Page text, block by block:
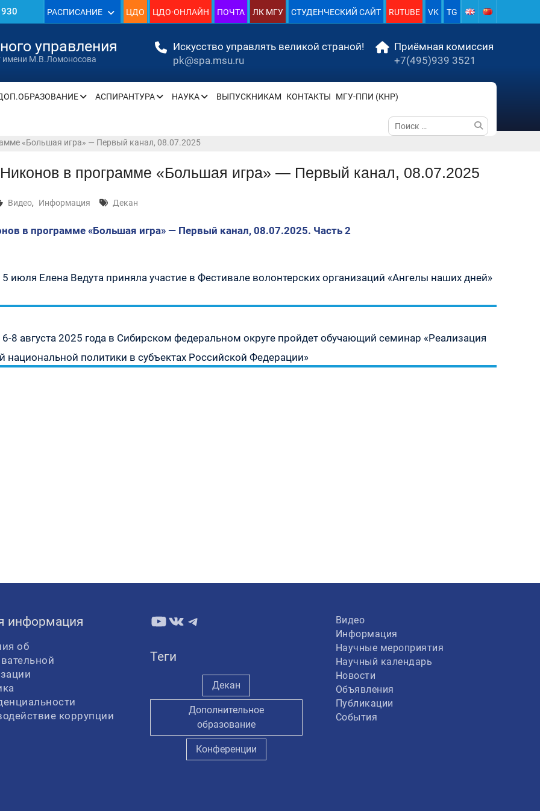
—
—
—
РАСПИСАНИЕ ЦДО ЦДО·ОНЛАЙН ПОЧТА ЛК МГУ СТУДЕНЧЕСКИЙ САЙТ RUTUBE VK TG
управления
имени М.В.Ломоносова
Искусство управлять великой страной!
pk@spa.msu.ru
Приёмная комиссия
+7(495)939 3521
АСПИРАНТУРА НАУКА ВЫПУСКНИКАМ КОНТАКТЫ МГУ-ППИ (КНР)
Поиск
по:
«Большая игра» — Первый канал, 08.07.2025
в программе «Большая игра» — Первый канал, 08.07.2025
Видео, Информация Декан
в программе «Большая игра» — Первый канал, 08.07.2025. Часть 2
запись:
5 июля Елена Ведута приняла участие в Фестивале волонтерских организаций «Ангелы наших дней»
запись:
6-8 августа 2025 года в Сибирском федеральном округе пройдет обучающий семинар «Реализация
национальной политики в субъектах Российской Федерации»
информация
об
коррупции
YouTube
ВКонтакте
Telegram
Теги
Декан
Дополнительное
образование
Конференции
Видео
Информация
Научные мероприятия
Научный календарь
Новости
Объявления
Публикации
События